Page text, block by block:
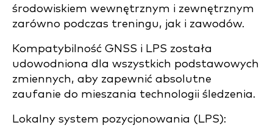
środowiskiem wewnętrznym i zewnętrznym
zarówno podczas treningu, jak i zawodów.
Kompatybilność GNSS i LPS została
udowodniona dla wszystkich podstawowych
zmiennych, aby zapewnić absolutne
zaufanie do mieszania technologii śledzenia.
Lokalny system pozycjonowania (LPS):